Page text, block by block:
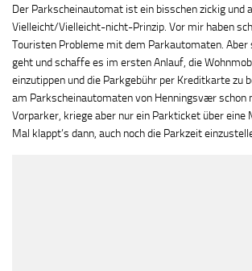
Der Parkscheinautomat ist ein bisschen zickig und
Vielleicht/Vielleicht-nicht-Prinzip. Vor mir haben
Touristen Probleme mit dem Parkautomaten. Aber
geht und schaffe es im ersten Anlauf, die
einzutippen und die Parkgebühr per Kreditkarte zu
am Parkscheinautomaten von Henningsvær schon
Vorparker, kriege aber nur ein Parkticket über eine
Mal klappt’s dann, auch noch die Parkzeit